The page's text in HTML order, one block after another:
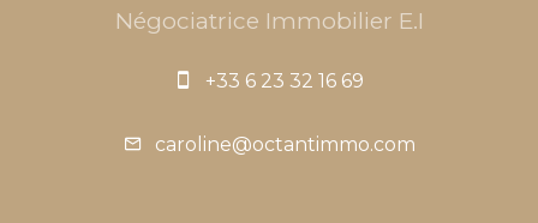
Négociatrice Immobilier E.I
+33 6 23 32 16 69
caroline@octantimmo.com